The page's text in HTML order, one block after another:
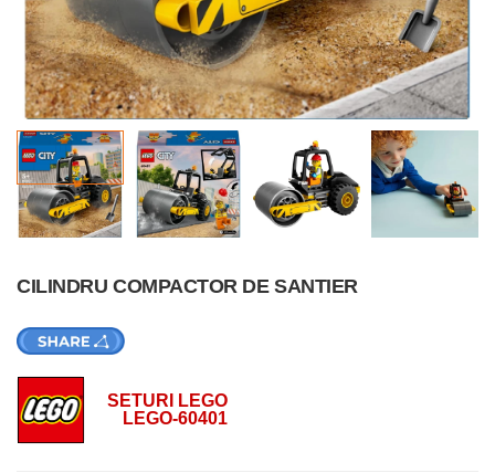
CILINDRU COMPACTOR DE SANTIER
SETURI LEGO
LEGO-60401